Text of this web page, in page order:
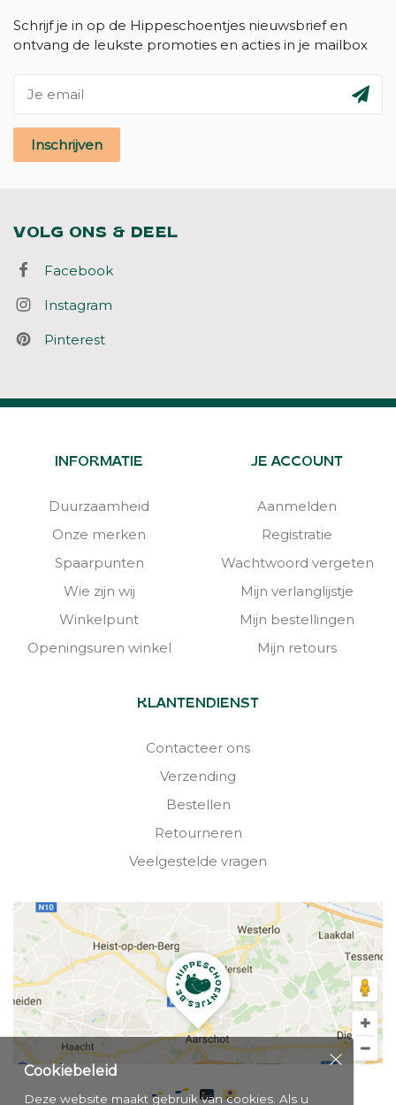
Schrijf je in op de Hippeschoentjes nieuwsbrief en
ontvang de leukste promoties en acties in je mailbox
Inschrijven
VOLG ONS & DEEL
Facebook
Instagram
Pinterest
INFORMATIE
Duurzaamheid
Onze merken
Spaarpunten
Wie zijn wij
Winkelpunt
Openingsuren winkel
JE ACCOUNT
Aanmelden
Registratie
Wachtwoord vergeten
Mijn verlanglijstje
Mijn bestellingen
Mijn retours
KLANTENDIENST
Contacteer ons
Verzending
Bestellen
Retourneren
Veelgestelde vragen
Cookiebeleid
Deze website maakt gebruik van cookies. Als u